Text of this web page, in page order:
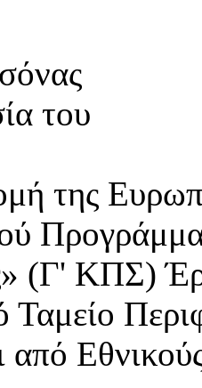
της
(Γ' ΚΠΣ)
Ταμείο
από